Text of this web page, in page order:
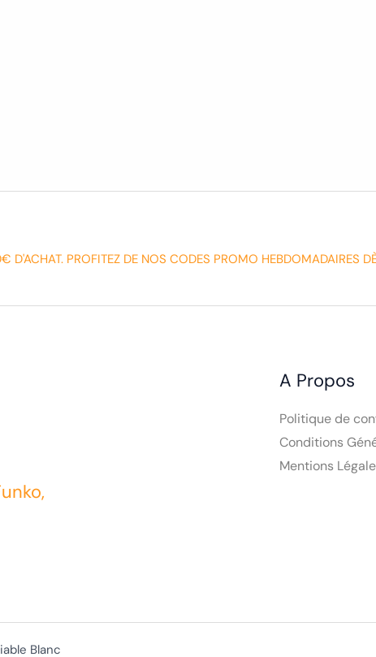
D'ACHAT. PROFITEZ DE NOS CODES PROMO HEBDOMADAIRES
A Propos
Politique de
Conditions
Mentions
Blanc